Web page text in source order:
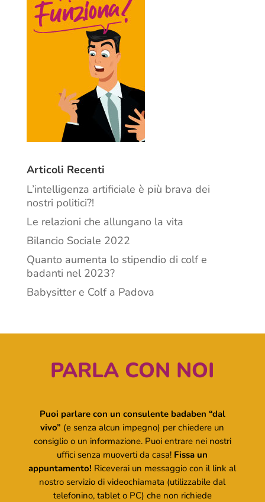
Articoli Recenti
L’intelligenza artificiale è più brava dei
nostri politici?!
Le relazioni che allungano la vita
Bilancio Sociale 2022
Quanto aumenta lo stipendio di colf e
badanti nel 2023?
Babysitter e Colf a Padova
PARLA CON NOI
Puoi parlare con un consulente badaben “dal
vivo” (e senza alcun impegno) per chiedere un
consiglio o un informazione. Puoi entrare nei nostri
uffici senza muoverti da casa! Fissa un
appuntamento! Riceverai un messaggio con il link al
nostro servizio di videochiamata (utilizzabile dal
telefonino, tablet o PC) che non richiede